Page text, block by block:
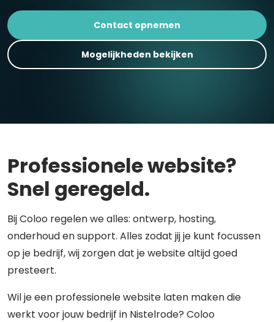
Contact opnemen
Mogelijkheden bekijken
Professionele website?
Snel geregeld.
Bij Coloo regelen we alles: ontwerp, hosting,
onderhoud en support. Alles zodat jij je kunt focussen
op je bedrijf, wij zorgen dat je website altijd goed
presteert.
Wil je een professionele website laten maken die
werkt voor jouw bedrijf in Nistelrode? Coloo